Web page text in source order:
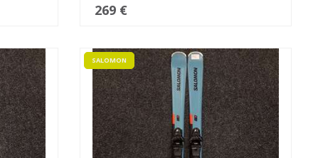
269 €
SALOMON